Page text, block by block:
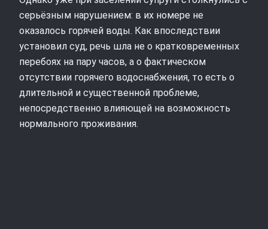
серьёзным нарушением: в их номере не
оказалось горячей воды. Как впоследствии
установил суд, речь шла не о кратковременных
перебоях на пару часов, а о фактическом
отсутствии горячего водоснабжения, то есть о
длительной и существенной проблеме,
непосредственно влияющей на возможность
нормального проживания.